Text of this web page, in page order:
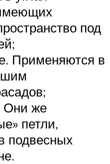
под
Применяются в
Они же
петли,
подвесных